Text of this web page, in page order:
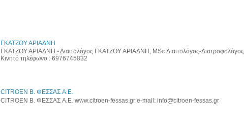
ΓΚΑΤΖΟΥ ΑΡΙΑΔΝΗ
ΓΚΑΤΖΟΥ ΑΡΙΑΔΝΗ - Διαιτολόγος ΓΚΑΤΖΟΥ ΑΡΙΑΔΝΗ, MSc Διαιτολόγος-Διατροφολόγος
Κινητό τηλέφωνο : 6976745832
CITROEN B. ΦΕΣΣΑΣ A.E.
CITROEN B. ΦΕΣΣΑΣ A.E. www.citroen-fessas.gr e-mail: info@citroen-fessas.gr